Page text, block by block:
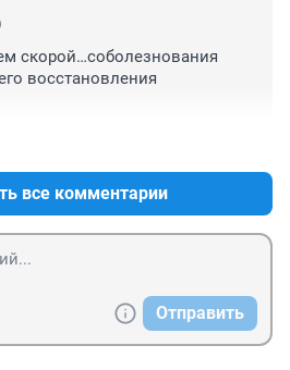
давно пора отказываться от
скорой…соболезнования
восстановления
все комментарии
Отправить